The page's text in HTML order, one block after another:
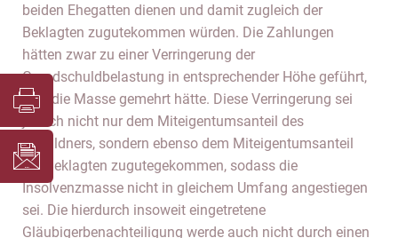
beiden Ehegatten dienen und damit zugleich der
Beklagten zugutekommen würden. Die Zahlungen
hätten zwar zu einer Verringerung der
Grundschuldbelastung in entsprechender Höhe geführt,
was die Masse gemehrt hätte. Diese Verringerung sei
jedoch nicht nur dem Miteigentumsanteil des
Schuldners, sondern ebenso dem Miteigentumsanteil
der Beklagten zugutegekommen, sodass die
Insolvenzmasse nicht in gleichem Umfang angestiegen
sei. Die hierdurch insoweit eingetretene
Gläubigerbenachteiligung werde auch nicht durch einen